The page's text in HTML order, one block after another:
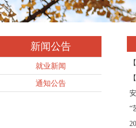
新闻公告
就业新闻
通知公告
“